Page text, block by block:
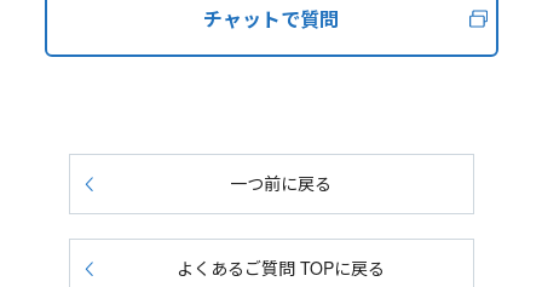
チャットで質問
一つ前に戻る
よくあるご質問 TOPに戻る